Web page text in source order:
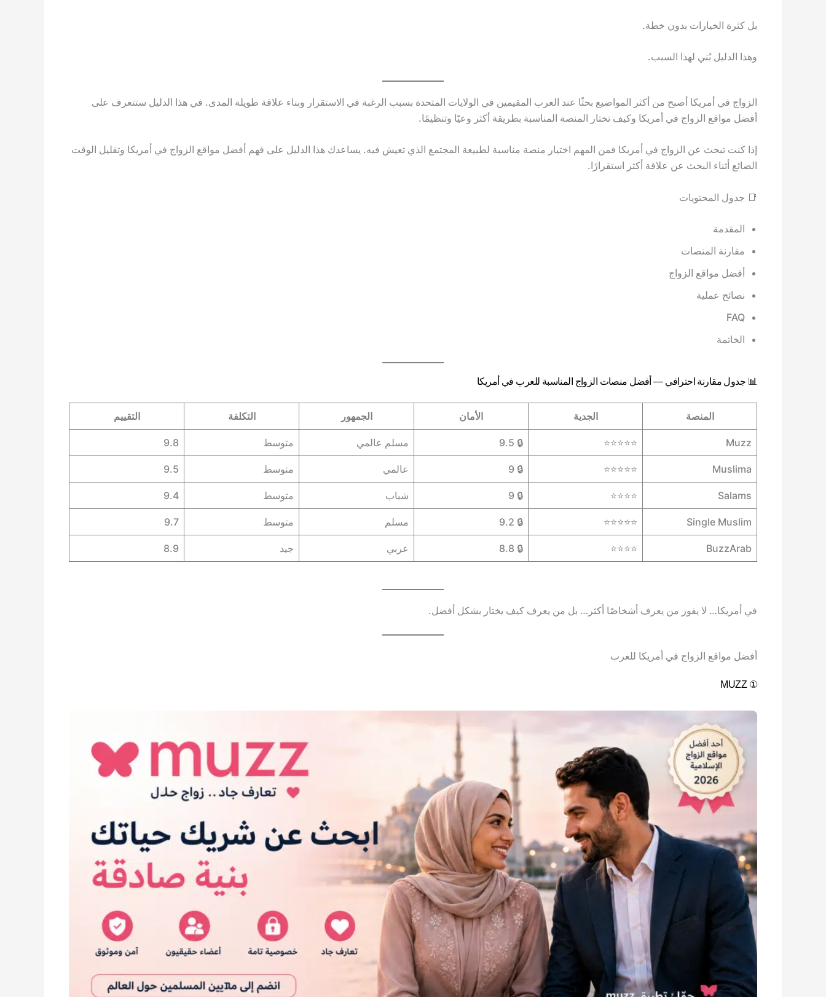
بل كثرة الخيارات بدون خطة.
وهذا الدليل بُني لهذا السبب.
الزواج في أمريكا أصبح من أكثر المواضيع بحثًا عند العرب المقيمين في الولايات المتحدة بسبب الرغبة في الاستقرار وبناء علاقة طويلة المدى. في هذا الدليل ستتعرف على
أفضل مواقع الزواج في أمريكا وكيف تختار المنصة المناسبة بطريقة أكثر وعيًا وتنظيمًا.
إذا كنت تبحث عن الزواج في أمريكا فمن المهم اختيار منصة مناسبة لطبيعة المجتمع الذي تعيش فيه. يساعدك هذا الدليل على فهم أفضل مواقع الزواج في أمريكا وتقليل الوقت
الضائع أثناء البحث عن علاقة أكثر استقرارًا.
📑 جدول المحتويات
المقدمة
مقارنة المنصات
أفضل مواقع الزواج
نصائح عملية
FAQ
الخاتمة
📊 جدول مقارنة احترافي — أفضل منصات الزواج المناسبة للعرب في أمريكا
المنصة الجدية الأمان الجمهور التكلفة التقييم
Muzz
⭐⭐⭐⭐⭐
🔒 9.5 مسلم عالمي متوسط 9.8
Muslima
⭐⭐⭐⭐⭐
🔒 9 عالمي متوسط 9.5
Salams
⭐⭐⭐⭐
🔒 9 شباب متوسط 9.4
Single Muslim
⭐⭐⭐⭐⭐
🔒 9.2 مسلم متوسط 9.7
BuzzArab
⭐⭐⭐⭐
🔒 8.8 عربي جيد 8.9
في أمريكا… لا يفوز من يعرف أشخاصًا أكثر… بل من يعرف كيف يختار بشكل أفضل.
أفضل مواقع الزواج في أمريكا للعرب
① MUZZ